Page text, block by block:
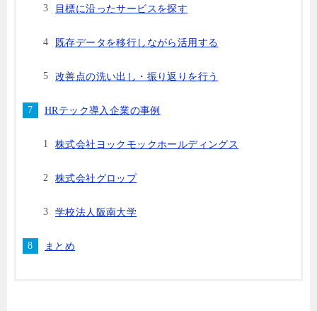
目標に沿ったサービスを探す
既存データを移行しながら活用する
改善点の洗い出し・振り返りを行う
HRテック導入企業の事例
株式会社ヨックモックホールディングス
株式会社グロップ
学校法人阪南大学
まとめ